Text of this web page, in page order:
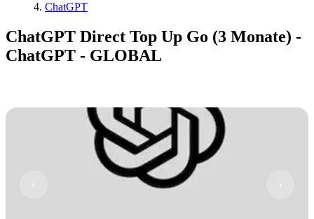
ChatGPT
ChatGPT Direct Top Up Go (3 Monate) -
ChatGPT - GLOBAL